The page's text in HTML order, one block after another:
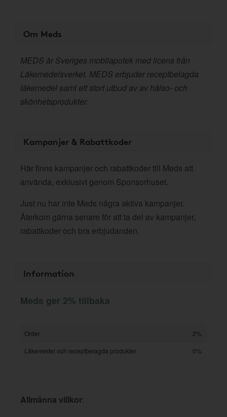
Om Meds
MEDS är Sveriges mobilapotek med licens från
Läkemedelsverket. MEDS erbjuder receptbelagda
läkemedel samt ett stort utbud av av hälso- och
skönhetsprodukter.
Kampanjer & Rabattkoder
Här finns kampanjer och rabattkoder till Meds att
använda, exklusivt genom Sponsorhuset.
Just nu har inte Meds några aktiva kampanjer.
Återkom gärna senare för att ta del av kampanjer,
rabattkoder och bra erbjudanden.
Information
Meds ger 2% tillbaka
Order
2%
Läkemedel och receptbelagda produkter
0%
Allmänna villkor: